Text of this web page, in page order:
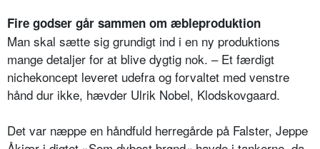
Fire godser går sammen om æbleproduktion
Man skal sætte sig grundigt ind i en ny produktions
mange detaljer for at blive dygtig nok. – Et færdigt
nichekoncept leveret udefra og forvaltet med venstre
hånd dur ikke, hævder Ulrik Nobel, Klodskovgaard.
Det var næppe en håndfuld herregårde på Falster, Jeppe